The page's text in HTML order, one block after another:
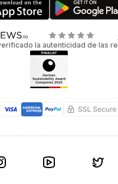
la autenticidad de las